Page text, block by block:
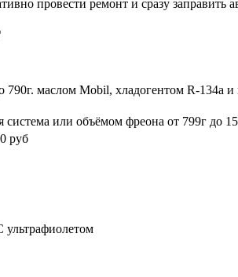
провести ремонт и сразу заправить
790г. маслом Mobil, хладогентом R-134a и
система или объёмом фреона от 799г до
руб